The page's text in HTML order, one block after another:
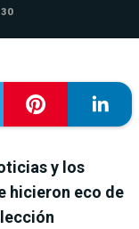
y los
hicieron eco de